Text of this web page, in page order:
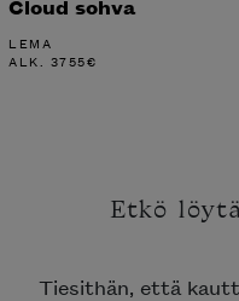
Cloud sohva
LEMA
ALK. 3755€
Etkö
Tiesithän, että